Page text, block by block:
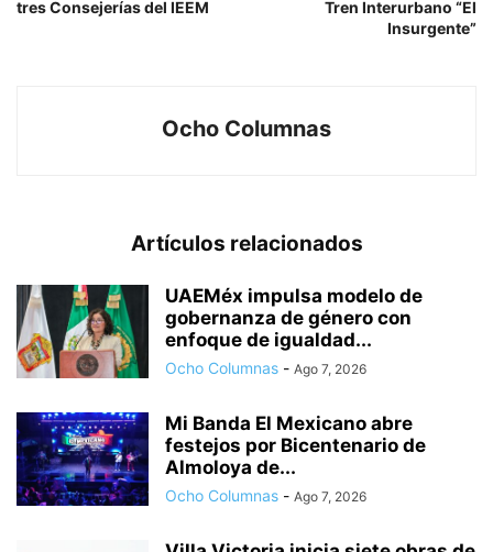
tres Consejerías del IEEM
Tren Interurbano “El
Insurgente”
Ocho Columnas
Artículos relacionados
UAEMéx impulsa modelo de
gobernanza de género con
enfoque de igualdad...
Ocho Columnas - Ago 7, 2026
Mi Banda El Mexicano abre
festejos por Bicentenario de
Almoloya de...
Ocho Columnas - Ago 7, 2026